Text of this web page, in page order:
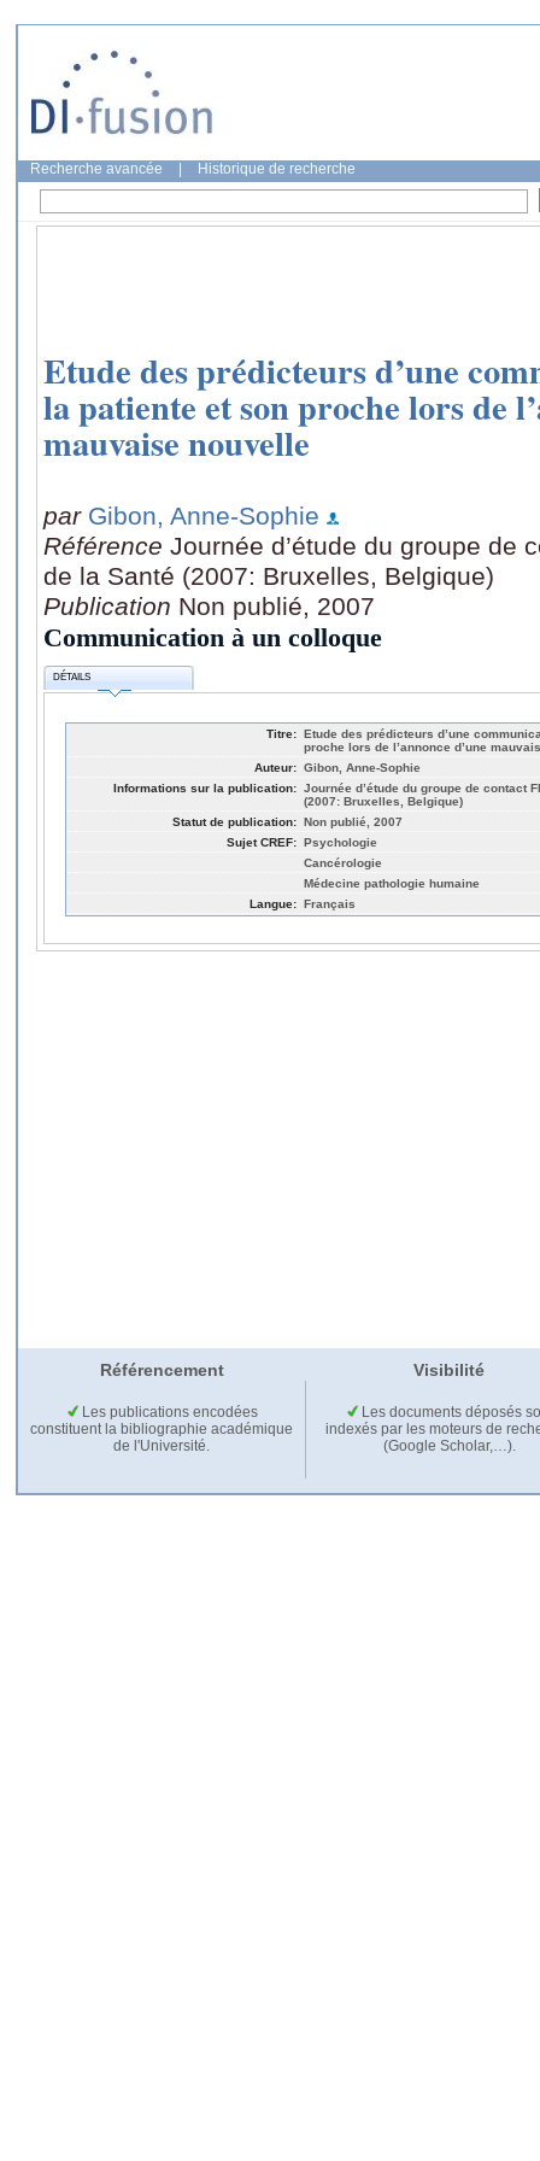
Recherche avancée Historique de recherche
Etude des prédicteurs d’une
la patiente et son proche lors de
mauvaise nouvelle
par Gibon, Anne-Sophie
Référence Journée d’étude du groupe de
de la Santé (2007: Bruxelles, Belgique)
Publication Non publié, 2007
Communication à un colloque
DÉTAILS
Titre: Etude des prédicteurs d’une
proche lors de l’annonce d’une
Auteur: Gibon, Anne-Sophie
Informations sur la publication: Journée d’étude du groupe de contact
(2007: Bruxelles, Belgique)
Statut de publication: Non publié, 2007
Sujet CREF: Psychologie
Cancérologie
Médecine pathologie humaine
Langue: Français
Référencement Visibilité
Les publications encodées
constituent la bibliographie académique
de l'Université.
Les documents déposés
indexés par les moteurs de
(Google Scholar,…).